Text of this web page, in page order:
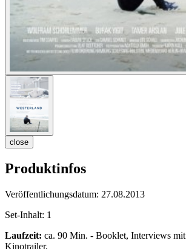
close
Produktinfos
Veröffentlichungsdatum: 27.08.2013
Set-Inhalt: 1
Laufzeit: ca. 90 Min. - Booklet, Interviews
Kinotrailer,